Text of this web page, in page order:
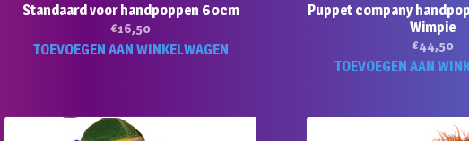
Standaard voor handpoppen 60cm
€16,50
TOEVOEGEN AAN WINKELWAGEN
Puppet company
Wimpie
€44,50
TOEVOEGEN AAN